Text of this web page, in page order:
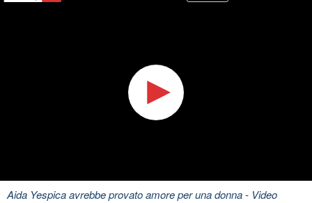
Aida Yespica avrebbe provato amore per una donna- Video